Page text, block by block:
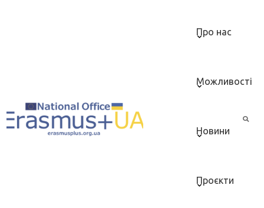
Про нас
Можливості
Новини
Проєкти